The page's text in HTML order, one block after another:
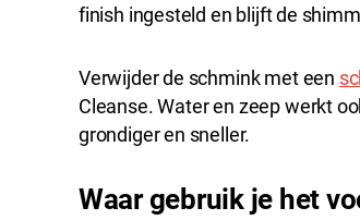
finish ingesteld en blijft de
Verwijder de schmink met een
Cleanse. Water en zeep werkt
grondiger en sneller.
Waar gebruik je het